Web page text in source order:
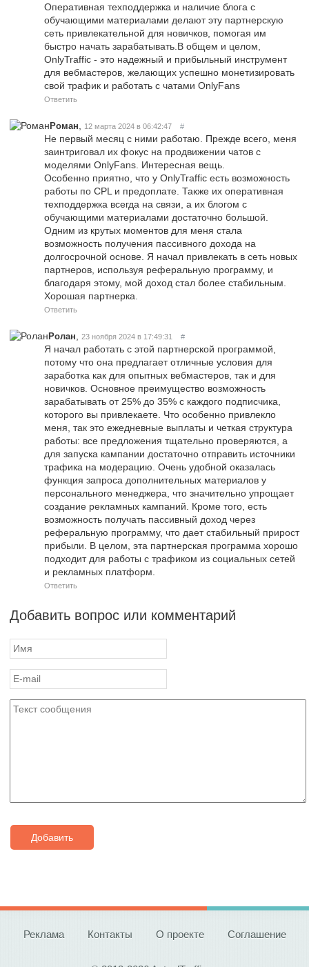
Оперативная техподдержка и наличие блога с
обучающими материалами делают эту партнерскую
сеть привлекательной для новичков, помогая им
быстро начать зарабатывать.В общем и целом,
OnlyTraffic - это надежный и прибыльный инструмент
для вебмастеров, желающих успешно монетизировать
свой трафик и работать с чатами OnlyFans
Ответить
Роман 12 марта 2024 в 06:42:47 #
Не первый месяц с ними работаю. Прежде всего, меня
заинтриговал их фокус на продвижении чатов с
моделями OnlyFans. Интересная вещь.
Особенно приятно, что у OnlyTraffic есть возможность
работы по CPL и предоплате. Также их оперативная
техподдержка всегда на связи, а их блогом с
обучающими материалами достаточно большой.
Одним из крутых моментов для меня стала
возможность получения пассивного дохода на
долгосрочной основе. Я начал привлекать в сеть новых
партнеров, используя реферальную программу, и
благодаря этому, мой доход стал более стабильным.
Хорошая партнерка.
Ответить
​Ролан 23 ноября 2024 в 17:49:31 #
Я начал работать с этой партнерской программой,
потому что она предлагает отличные условия для
заработка как для опытных вебмастеров, так и для
новичков. Основное преимущество возможность
зарабатывать от 25% до 35% с каждого подписчика,
которого вы привлекаете. Что особенно привлекло
меня, так это ежедневные выплаты и четкая структура
работы: все предложения тщательно проверяются, а
для запуска кампании достаточно отправить источники
трафика на модерацию. Очень удобной оказалась
функция запроса дополнительных материалов у
персонального менеджера, что значительно упрощает
создание рекламных кампаний. Кроме того, есть
возможность получать пассивный доход через
реферальную программу, что дает стабильный прирост
прибыли. В целом, эта партнерская программа хорошо
подходит для работы с трафиком из социальных сетей
и рекламных платформ.
Ответить
Добавить вопрос или комментарий
Добавить
Реклама Контакты О проекте Соглашение